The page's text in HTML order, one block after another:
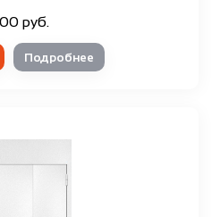
руб.
Подробнее